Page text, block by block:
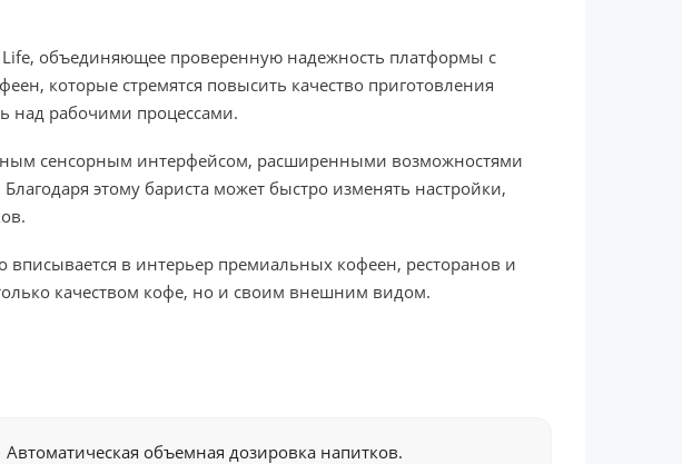
Life, объединяющее проверенную надежность платформы с
которые стремятся повысить качество приготовления
над рабочими процессами.
сенсорным интерфейсом, расширенными возможностями
этому бариста может быстро изменять настройки,
в интерьер премиальных кофеен, ресторанов и
качеством кофе, но и своим внешним видом.
Автоматическая объемная дозировка напитков.